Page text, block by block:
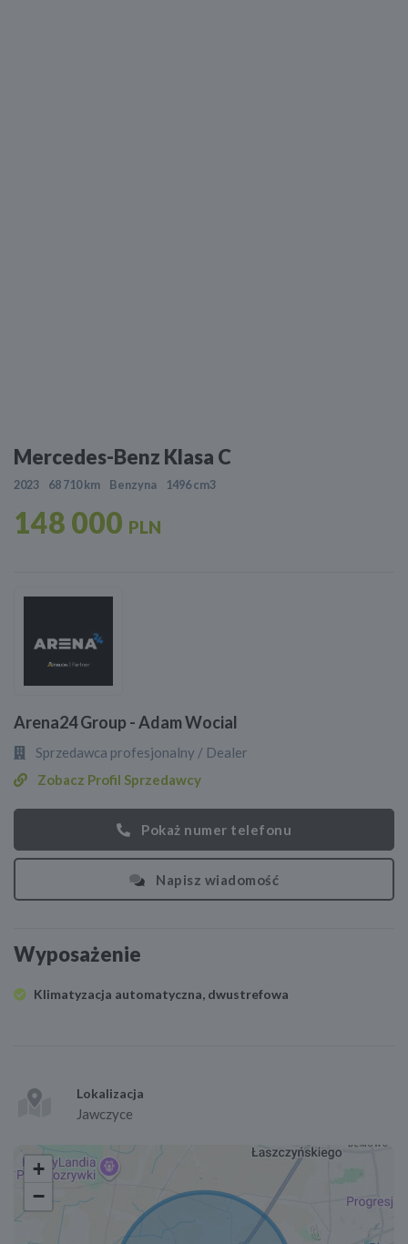
Mercedes-Benz Klasa C
2023 68 710 km Benzyna 1496 cm3
148 000 PLN
Arena24 Group - Adam Wocial
Sprzedawca profesjonalny / Dealer
Zobacz Profil Sprzedawcy
Pokaż numer telefonu
Napisz wiadomość
Wyposażenie
Klimatyzacja automatyczna, dwustrefowa
Lokalizacja
Jawczyce
+
−